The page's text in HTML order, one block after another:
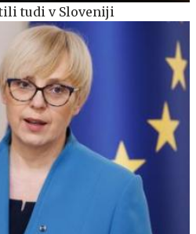
tudi v Sloveniji